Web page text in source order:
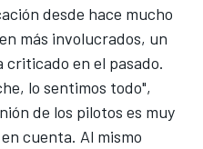
desde hace mucho
más involucrados, un
criticado en el pasado.
lo sentimos todo",
de los pilotos es muy
cuenta. Al mismo